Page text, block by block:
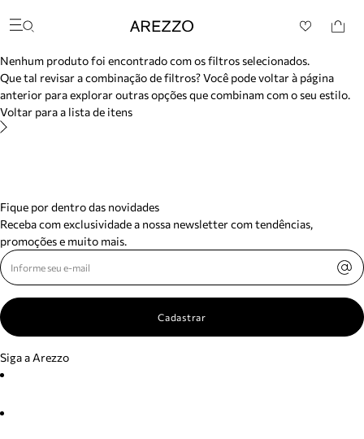
Buscar produtos
categorias sugeridas
Bota
Papete
Scarpin
Mocassim
Mule
Rasteira
Precisa de ajuda?
Meus pedidos
Arezzo
Nenhum produto foi encontrado com os filtros selecionados.
Que tal revisar a combinação de filtros? Você pode voltar à página
anterior para explorar outras opções que combinam com o seu estilo.
Voltar para a lista de itens
Fique por dentro das novidades
Receba com exclusividade a nossa newsletter com tendências,
promoções e muito mais.
Cadastrar
Siga a Arezzo